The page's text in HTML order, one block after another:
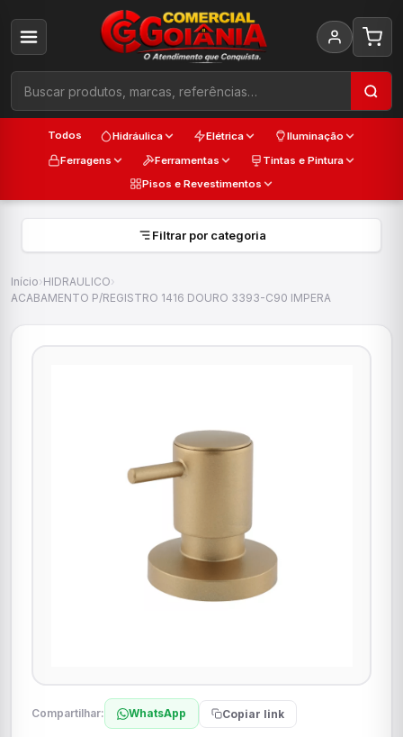
Todos Hidráulica Elétrica
Iluminação
Ferragens
Ferramentas
Tintas e Pintura
Pisos e Revestimentos
Filtrar por categoria
Início›HIDRAULICO›
ACABAMENTO P/REGISTRO 1416 DOURO 3393-C90 IMPERA
Compartilhar: WhatsApp Copiar link